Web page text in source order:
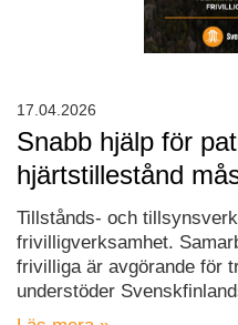
Snabb hjälp för
hjärtstillestånd
Tillstånds- och
frivilligverksamhet.
frivilliga är avgörande för
understöder
17.04.2026